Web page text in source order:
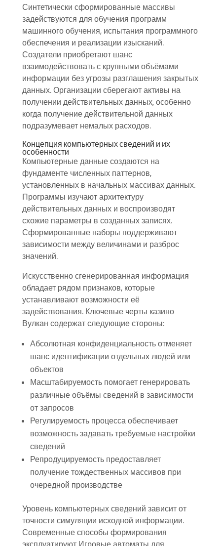
Синтетически сформированные массивы
задействуются для обучения программ
машинного обучения, испытания программного
обеспечения и реализации изысканий.
Создатели приобретают шанс
взаимодействовать с крупными объёмами
информации без угрозы разглашения закрытых
данных. Организации сберегают активы на
получении действительных данных, особенно
когда получение действительной данных
подразумевает немалых расходов.
Концепция компьютерных сведений и их
особенности
Компьютерные данные создаются на
фундаменте численных паттернов,
установленных в начальных массивах данных.
Программы изучают архитектуру
действительных данных и воспроизводят
схожие параметры в созданных записях.
Сформированные наборы поддерживают
зависимости между величинами и разброс
значений.
Искусственно сгенерированная информация
обладает рядом признаков, которые
устанавливают возможности её
задействования. Ключевые черты казино
Вулкан содержат следующие стороны:
Абсолютная конфиденциальность отменяет
шанс идентификации отдельных людей или
объектов
Масштабируемость помогает генерировать
различные объёмы сведений в зависимости
от запросов
Регулируемость процесса обеспечивает
возможность задавать требуемые настройки
сведений
Репродуцируемость предоставляет
получение тождественных массивов при
очередной производстве
Уровень компьютерных сведений зависит от
точности симуляции исходной информации.
Современные способы формирования